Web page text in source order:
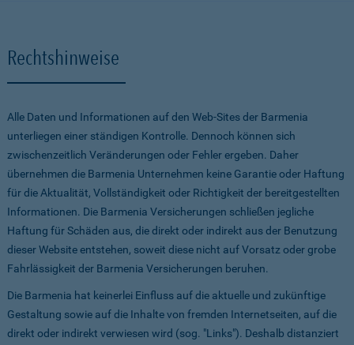
Rechtshinweise
Alle Daten und Informationen auf den Web-Sites der Barmenia
unterliegen einer ständigen Kontrolle. Dennoch können sich
zwischenzeitlich Veränderungen oder Fehler ergeben. Daher
übernehmen die Barmenia Unternehmen keine Garantie oder Haftung
für die Aktualität, Vollständigkeit oder Richtigkeit der bereitgestellten
Informationen. Die Barmenia Versicherungen schließen jegliche
Haftung für Schäden aus, die direkt oder indirekt aus der Benutzung
dieser Website entstehen, soweit diese nicht auf Vorsatz oder grobe
Fahrlässigkeit der Barmenia Versicherungen beruhen.
Die Barmenia hat keinerlei Einfluss auf die aktuelle und zukünftige
Gestaltung sowie auf die Inhalte von fremden Internetseiten, auf die
direkt oder indirekt verwiesen wird (sog. "Links"). Deshalb distanziert